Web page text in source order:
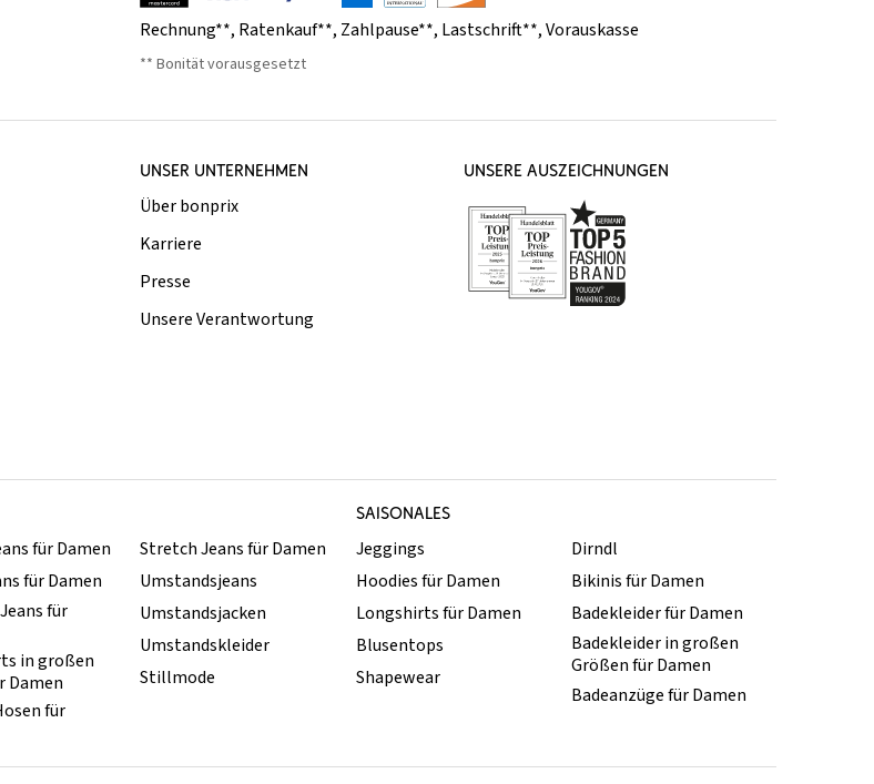
Rechnung**, Ratenkauf**, Zahlpause**, Lastschrift**,Vorauskasse
** Bonität vorausgesetzt
UNSER UNTERNEHMEN
Über bonprix
Karriere
Presse
Unsere Verantwortung
UNSERE AUSZEICHNUNGEN
SAISONALES
für Damen
für Damen
für
in großen
Damen
für
Stretch Jeans für Damen
Umstandsjeans
Umstandsjacken
Umstandskleider
Stillmode
Jeggings
Hoodies für Damen
Longshirts für Damen
Blusentops
Shapewear
Dirndl
Bikinis für Damen
Badekleider für Damen
Badekleider in großen
Größen für Damen
Badeanzüge für Damen